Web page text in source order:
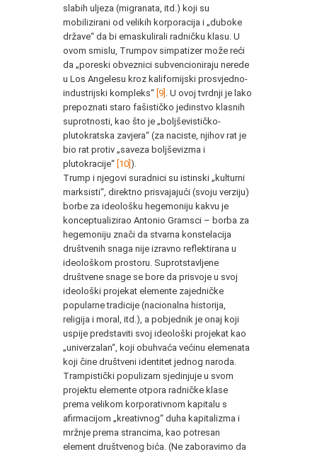
slabih uljeza (migranata, itd.) koji su
mobilizirani od velikih korporacija i „duboke
države“ da bi emaskulirali radničku klasu. U
ovom smislu, Trumpov simpatizer može reći
da „poreski obveznici subvencioniraju nerede
u Los Angelesu kroz kalifornijski prosvjedno-
industrijski kompleks“ [9] . U ovoj tvrdnji je lako
prepoznati staro fašističko jedinstvo klasnih
suprotnosti, kao što je „boljševističko-
plutokratska zavjera“ (za naciste, njihov rat je
bio rat protiv „saveza boljševizma i
plutokracije“ [10] ).
Trump i njegovi suradnici su istinski „kulturni
marksisti“, direktno prisvajajući (svoju verziju)
borbe za ideološku hegemoniju kakvu je
konceptualizirao Antonio Gramsci – borba za
hegemoniju znači da stvarna konstelacija
društvenih snaga nije izravno reflektirana u
ideološkom prostoru. Suprotstavljene
društvene snage se bore da prisvoje u svoj
ideološki projekat elemente zajedničke
popularne tradicije (nacionalna historija,
religija i moral, itd.), a pobjednik je onaj koji
uspije predstaviti svoj ideološki projekat kao
„univerzalan“, koji obuhvaća većinu elemenata
koji čine društveni identitet jednog naroda.
Trampistički populizam sjedinjuje u svom
projektu elemente otpora radničke klase
prema velikom korporativnom kapitalu s
afirmacijom „kreativnog“ duha kapitalizma i
mržnje prema strancima, kao potresan
element društvenog bića. (Ne zaboravimo da